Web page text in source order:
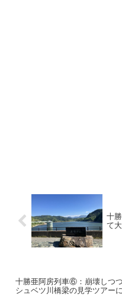
十
て
十勝亜阿房列車⑥：崩壊しつ
シュベツ川橋梁の見学ツアー